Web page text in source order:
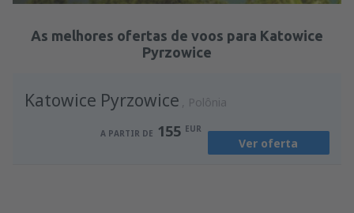
Ver detalhes
As melhores ofertas de voos para Katowice
Pyrzowice
Katowice Pyrzowice Polônia
A PARTIR DE 155 EUR
Ver oferta